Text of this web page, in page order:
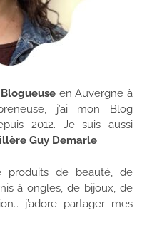
Blogueuse en Auvergne à
j’ai mon Blog
2012. Je suis aussi
Guy Demarle.
produits de beauté, de
à ongles, de bijoux, de
j’adore partager mes